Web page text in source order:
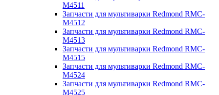
M4511
Запчасти для мультиварки Redmond RMC-
M4512
Запчасти для мультиварки Redmond RMC-
M4513
Запчасти для мультиварки Redmond RMC-
M4515
Запчасти для мультиварки Redmond RMC-
M4524
Запчасти для мультиварки Redmond RMC-
M4525